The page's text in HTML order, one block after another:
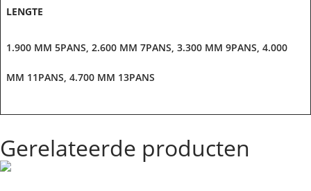
LENGTE
1.900 MM 5PANS, 2.600 MM 7PANS, 3.300 MM 9PANS, 4.000
MM 11PANS, 4.700 MM 13PANS
Gerelateerde producten